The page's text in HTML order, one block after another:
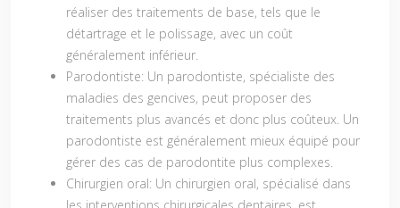
réaliser des traitements de base, tels que le
détartrage et le polissage, avec un coût
généralement inférieur.
Parodontiste: Un parodontiste, spécialiste des
maladies des gencives, peut proposer des
traitements plus avancés et donc plus coûteux. Un
parodontiste est généralement mieux équipé pour
gérer des cas de parodontite plus complexes.
Chirurgien oral: Un chirurgien oral, spécialisé dans